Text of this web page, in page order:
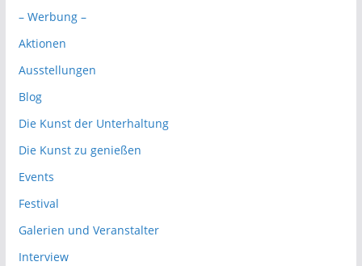
– Werbung –
Aktionen
Ausstellungen
Blog
Die Kunst der Unterhaltung
Die Kunst zu genießen
Events
Festival
Galerien und Veranstalter
Interview